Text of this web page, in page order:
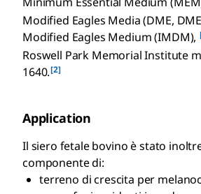
Modified Eagles Media (DME,
Modified Eagles Medium (IMDM),
Roswell Park Memorial Institute
1640.[2]
Application
Il siero fetale bovino è stato
componente di:
terreno di crescita per